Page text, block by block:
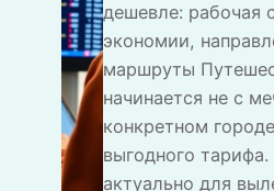
дешевле: рабочая
экономии,
маршруты
начинается не с
конкретном
выгодного
актуально для